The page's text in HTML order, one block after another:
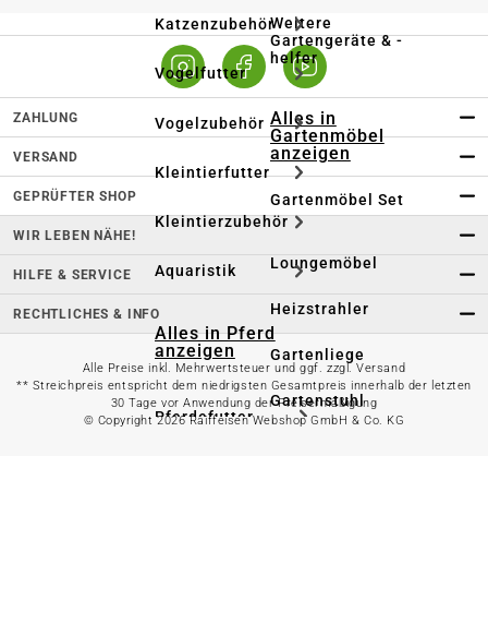
Katzenzubehör
Vogelfutter
Vogelzubehör
Kleintierfutter
Kleintierzubehör
Aquaristik
Alles in Pferd
anzeigen
Pferdefutter
Weitere
Gartengeräte & -
helfer
Alles in
Gartenmöbel
anzeigen
Gartenmöbel Set
Loungemöbel
Heizstrahler
Gartenliege
Gartenstuhl
ZAHLUNG
VERSAND
GEPRÜFTER SHOP
WIR LEBEN NÄHE!
HILFE & SERVICE
RECHTLICHES & INFO
Alle Preise inkl. Mehrwertsteuer und ggf. zzgl. Versand
** Streichpreis entspricht dem niedrigsten Gesamtpreis innerhalb der letzten
30 Tage vor Anwendung der Preisermäßigung
© Copyright 2026 Raiffeisen Webshop GmbH & Co. KG